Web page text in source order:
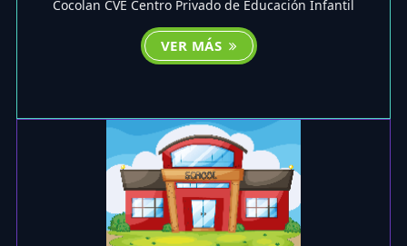
Cocolan CVE Centro Privado de Educación Infantil
VER MÁS